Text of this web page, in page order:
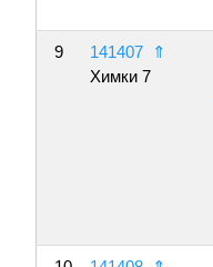
9 141407
⇑
Химки 7